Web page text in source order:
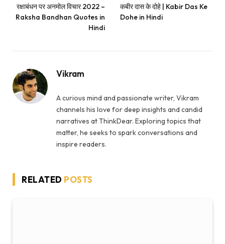
रक्षाबंधन पर अनमोल विचार 2022 –
Raksha Bandhan Quotes in
Hindi
कबीर दास के दोहे | Kabir Das Ke
Dohe in Hindi
Vikram
A curious mind and passionate writer, Vikram
channels his love for deep insights and candid
narratives at ThinkDear. Exploring topics that
matter, he seeks to spark conversations and
inspire readers.
RELATED POSTS